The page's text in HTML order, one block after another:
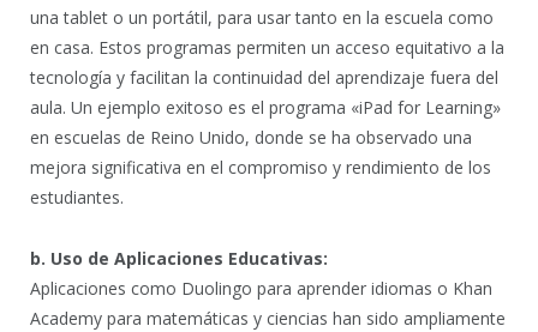
una tablet o un portátil, para usar tanto en la escuela como
en casa. Estos programas permiten un acceso equitativo a la
tecnología y facilitan la continuidad del aprendizaje fuera del
aula. Un ejemplo exitoso es el programa «iPad for Learning»
en escuelas de Reino Unido, donde se ha observado una
mejora significativa en el compromiso y rendimiento de los
estudiantes.
b. Uso de Aplicaciones Educativas:
Aplicaciones como Duolingo para aprender idiomas o Khan
Academy para matemáticas y ciencias han sido ampliamente